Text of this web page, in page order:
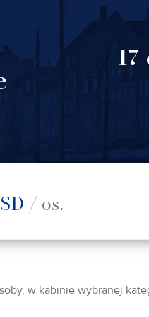
/ os.
w kabinie wybranej